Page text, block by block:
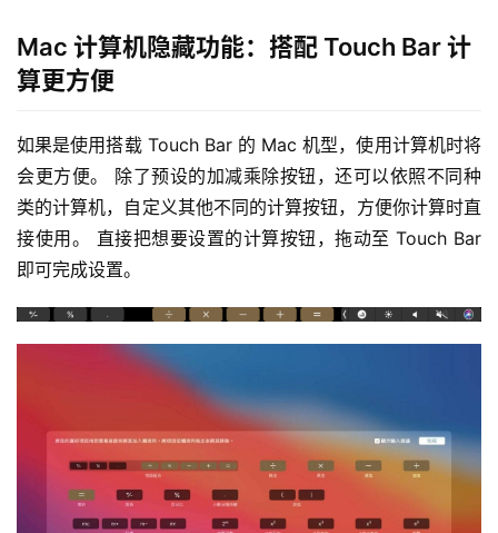
Mac 计算机隐藏功能：搭配 Touch Bar 计
算更方便
如果是使用搭载 Touch Bar 的 Mac 机型，使用计算机时将
会更方便。 除了预设的加减乘除按钮，还可以依照不同种
类的计算机，自定义其他不同的计算按钮，方便你计算时直
接使用。 直接把想要设置的计算按钮，拖动至 Touch Bar
即可完成设置。